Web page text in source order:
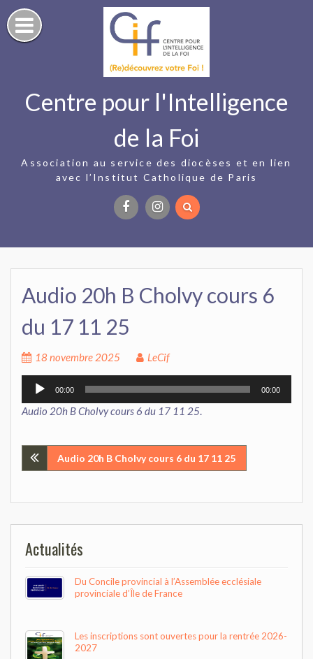
Skip
to
content
Centre pour l'Intelligence
de la Foi
Association au service des diocèses et en lien
avec l’Institut Catholique de Paris
Audio 20h B Cholvy cours 6
du 17 11 25
18 novembre 2025
LeCif
Lecteur
audio
00:00 00:00
Audio 20h B Cholvy cours 6 du 17 11 25.
Navigation
l’article
Audio 20h B Cholvy cours 6 du 17 11 25
Actualités
Du Concile provincial à l’Assemblée ecclésiale
provinciale d’Île de France
Les inscriptions sont ouvertes pour la rentrée 2026-
2027